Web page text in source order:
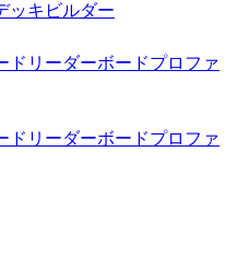
ッキビルダー
ド リーダーボードプロファ
ド リーダーボードプロファ